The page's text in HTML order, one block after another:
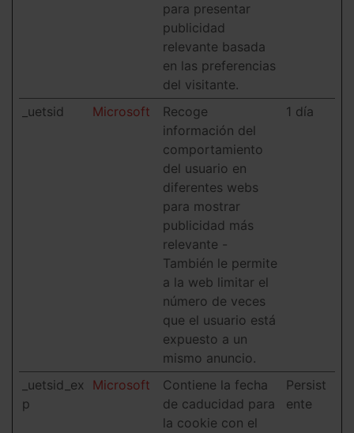
para presentar
publicidad
relevante basada
en las preferencias
del visitante.
_uetsid Microsoft
Recoge
información del
comportamiento
del usuario en
diferentes webs
para mostrar
publicidad más
relevante -
También le permite
a la web limitar el
número de veces
que el usuario está
expuesto a un
mismo anuncio.
1 día
_uetsid_ex
p
Microsoft
Contiene la fecha
de caducidad para
la cookie con el
Persist
ente